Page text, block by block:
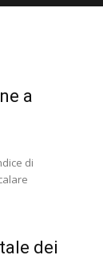
a
di
dei